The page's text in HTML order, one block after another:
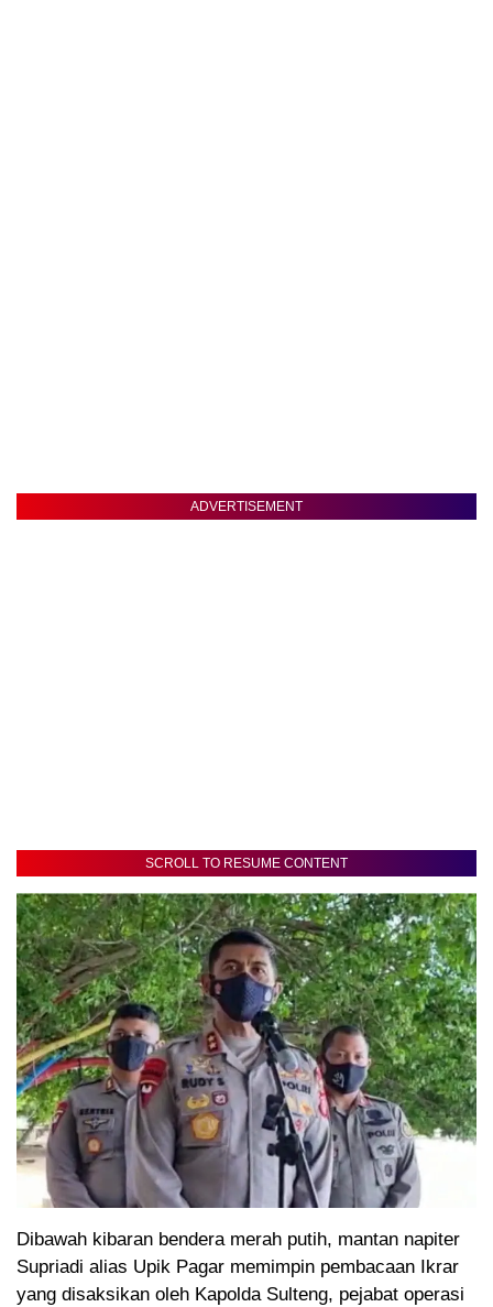
ADVERTISEMENT
SCROLL TO RESUME CONTENT
Dibawah kibaran bendera merah putih, mantan napiter
Supriadi alias Upik Pagar memimpin pembacaan Ikrar
yang disaksikan oleh Kapolda Sulteng, pejabat operasi